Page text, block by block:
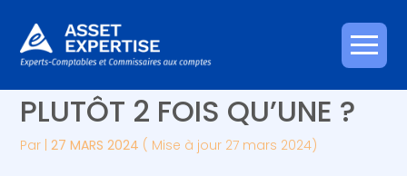
Aller
au
Créer et reprendre une activité
Gérer votre quotidien
Piloter votre entreprise
Piloter votre gestion
Suivre votre comptabilité
Gérer vos ressources humaines
DÉDUCTION DE TVA :
PLUTÔT 2 FOIS QU’UNE ?
Par |27 MARS 2024 ( Mise à jour 27 mars 2024)